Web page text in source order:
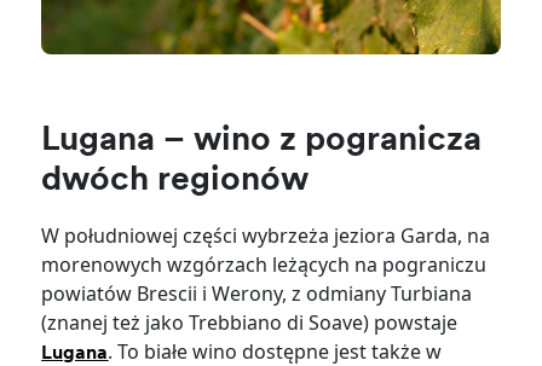
Lugana – wino z pogranicza
dwóch regionów
W południowej części wybrzeża jeziora Garda, na
morenowych wzgórzach leżących na pograniczu
powiatów Brescii i Werony, z odmiany Turbiana
(znanej też jako Trebbiano di Soave) powstaje
Lugana. To białe wino dostępne jest także w